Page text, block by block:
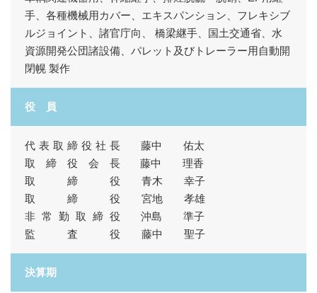
手、各種機械用カバー、エキスパンション、フレキシブ
ルジョイント、諸官庁向、 橋梁継手、国土交通省、水
資源開発公団諸設備、パレット及びトレーラー用自動開
閉幌 製作
役 員
代表取締役社長
藤中 佑太
取締役会長
藤中 理香
取 締 役 青木 幸子
取 締 役 宮地 孝雄
非常勤取締役
沖島 準子
監 査 役 藤中 聖子
決算期